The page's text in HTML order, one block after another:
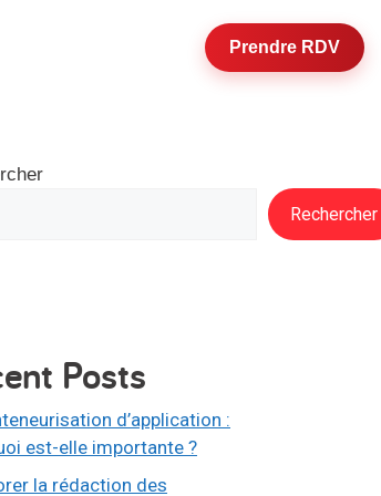
Prendre RDV
Rechercher
Posts
d’application :
est-elle importante ?
la rédaction des